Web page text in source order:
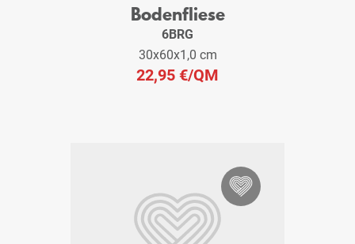
Bodenfliese
6BRG
30x60x1,0 cm
22,95 €/QM